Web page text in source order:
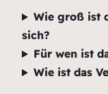
Wie groß ist
sich?
Für wen ist
Wie ist das